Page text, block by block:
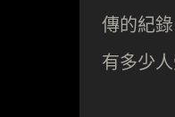
傳的紀
有多少